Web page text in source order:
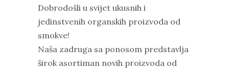
Dobrodošli u svijet ukusnih i
jedinstvenih organskih proizvoda od
smokve!
Naša zadruga sa ponosom predstavlja
širok asortiman novih proizvoda od